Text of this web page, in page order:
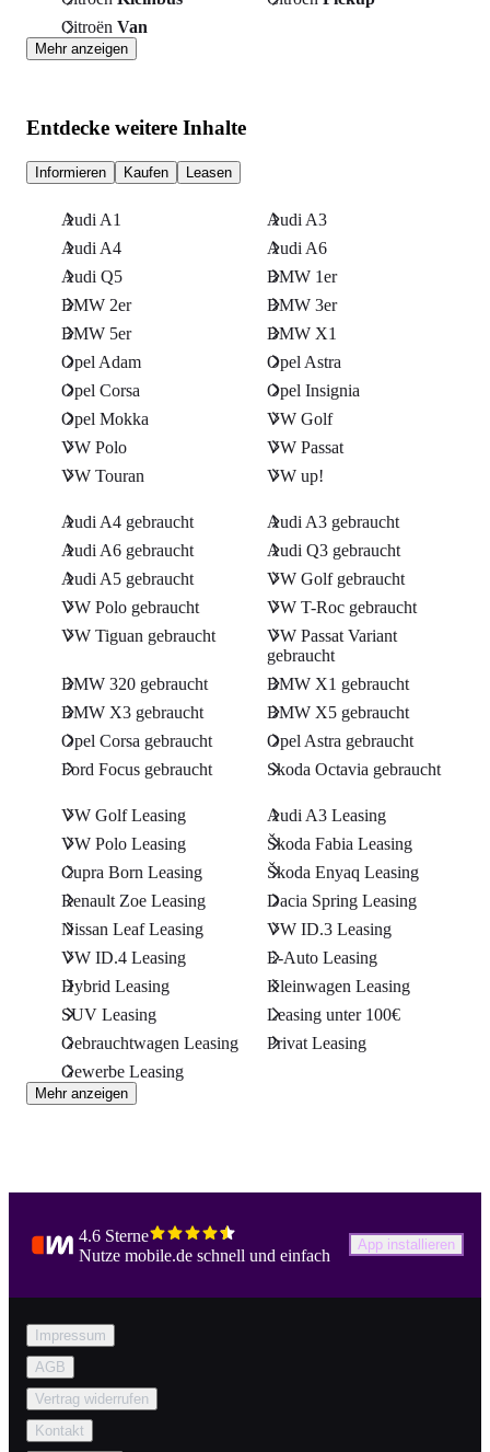
Citroën Van
Mehr anzeigen
Entdecke weitere Inhalte
Informieren Kaufen Leasen
Audi A1
Audi A3
Audi A4
Audi A6
Audi Q5
BMW 1er
BMW 2er
BMW 3er
BMW 5er
BMW X1
Opel Adam
Opel Astra
Opel Corsa
Opel Insignia
Opel Mokka
VW Golf
VW Polo
VW Passat
VW Touran
VW up!
Audi A4 gebraucht
Audi A3 gebraucht
Audi A6 gebraucht
Audi Q3 gebraucht
Audi A5 gebraucht
VW Golf gebraucht
VW Polo gebraucht
VW T-Roc gebraucht
VW Tiguan gebraucht
VW Passat Variant
gebraucht
BMW 320 gebraucht
BMW X1 gebraucht
BMW X3 gebraucht
BMW X5 gebraucht
Opel Corsa gebraucht
Opel Astra gebraucht
Ford Focus gebraucht
Skoda Octavia gebraucht
VW Golf Leasing
Audi A3 Leasing
VW Polo Leasing
Škoda Fabia Leasing
Cupra Born Leasing
Škoda Enyaq Leasing
Renault Zoe Leasing
Dacia Spring Leasing
Nissan Leaf Leasing
VW ID.3 Leasing
VW ID.4 Leasing
E-Auto Leasing
Hybrid Leasing
Kleinwagen Leasing
SUV Leasing
Leasing unter 100€
Gebrauchtwagen Leasing
Privat Leasing
Gewerbe Leasing
Mehr anzeigen
4.6 Sterne
Nutze mobile.de schnell und einfach
App installieren
Impressum
AGB
Vertrag widerrufen
Kontakt